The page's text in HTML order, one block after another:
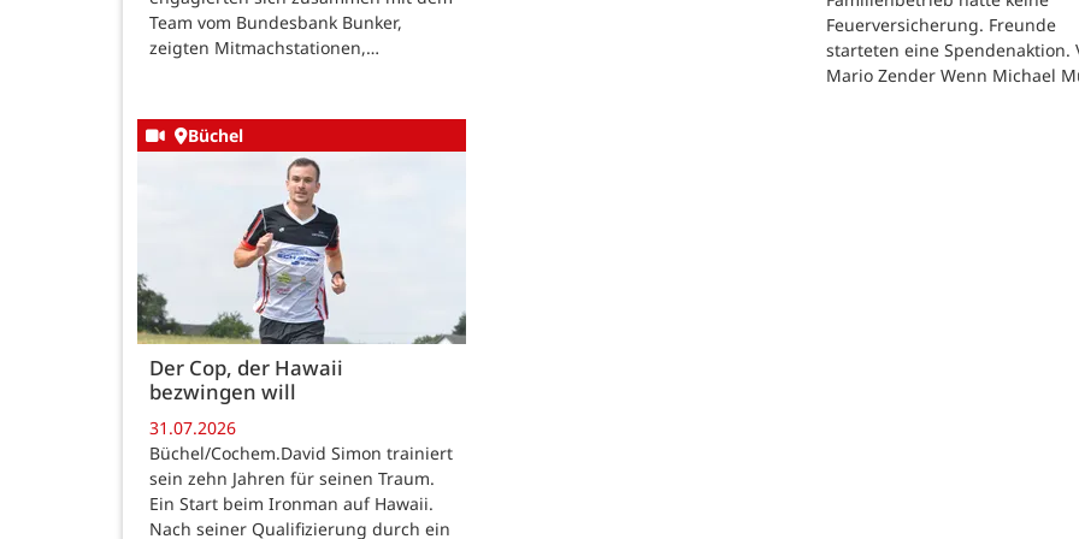
Team vom Bundesbank Bunker,
zeigten Mitmachstationen,…
Feuerversicherung. Freunde
starteten eine Spendenaktion.
Mario Zender Wenn Michael
Büchel
Der Cop, der Hawaii
bezwingen will
31.07.2026
Büchel/Cochem.David Simon trainiert
sein zehn Jahren für seinen Traum.
Ein Start beim Ironman auf Hawaii.
Nach seiner Qualifizierung durch ein